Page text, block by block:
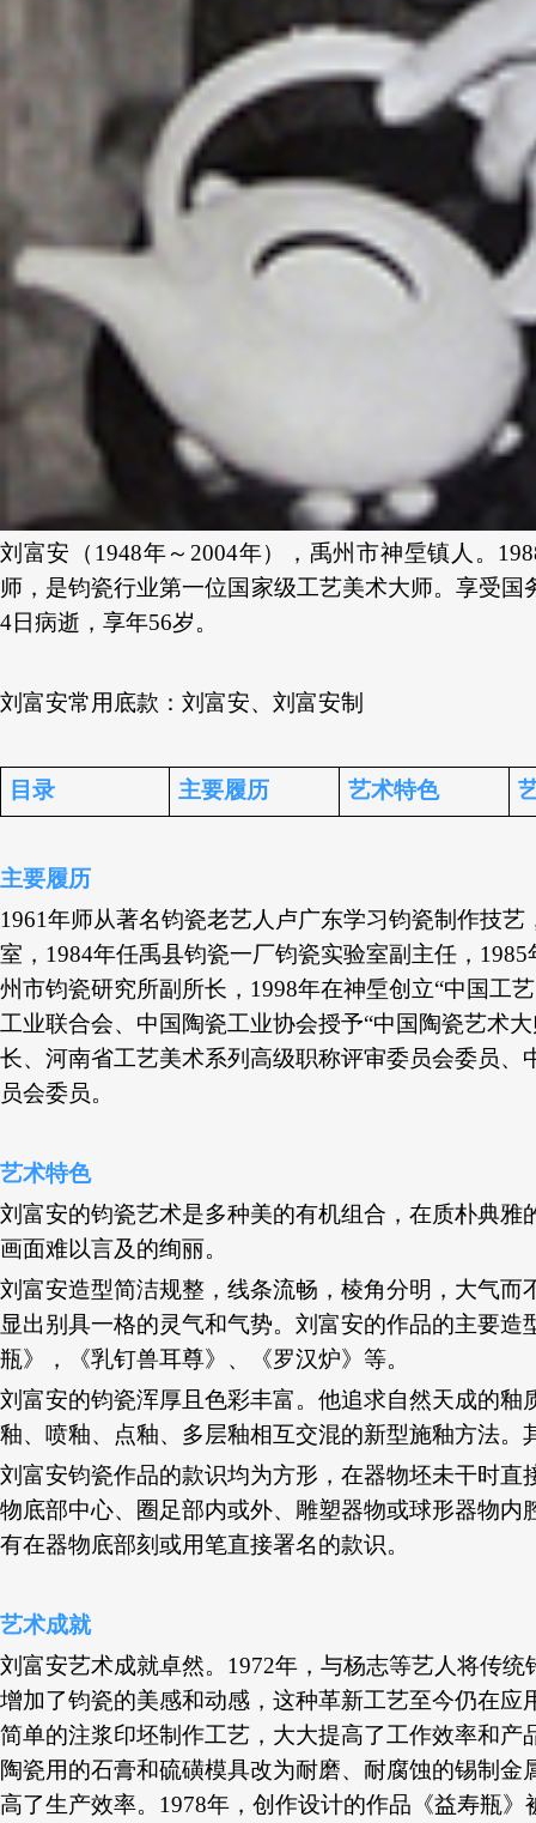
刘富安（ 1948年～2004年），禹州市神垕镇人。
师，是钧瓷行业第一位国家级工艺美术大师。享受
4日病逝，享年56岁。
刘富安常用底款：刘富安、刘富安制
目录 主要履历 艺术特色
主要履历
1961年师从著名钧瓷老艺人卢广东学习钧瓷制作技
室，1984年任禹县钧瓷一厂钧瓷实验室副主任，
州市钧瓷研究所副所长，1998年在神垕创立“中国工
工业联合会、中国陶瓷工业协会授予“中国陶瓷艺术
长、河南省工艺美术系列高级职称评审委员会委员
员会委员。
艺术特色
刘富安的钧瓷艺术是多种美的有机组合，在质朴典
画面难以言及的绚丽。
刘富安造型简洁规整，线条流畅，棱角分明，大气
显出别具一格的灵气和气势。刘富安的作品的主要
瓶》，《乳钉兽耳尊》、《罗汉炉》等。
刘富安的钧瓷浑厚且色彩丰富。他追求自然天成的
釉、喷釉、点釉、多层釉相互交混的新型施釉方法
刘富安钧瓷作品的款识均为方形，在器物坯未干时
物底部中心、圈足部内或外、雕塑器物或球形器物
有在器物底部刻或用笔直接署名的款识。
艺术成就
刘富安艺术成就卓然。 1972年，与杨志等艺人将传
增加了钧瓷的美感和动感，这种革新工艺至今仍在
简单的注浆印坯制作工艺，大大提高了工作效率和
陶瓷用的石膏和硫磺模具改为耐磨、耐腐蚀的锡制
高了生产效率。1978年，创作设计的作品《益寿瓶